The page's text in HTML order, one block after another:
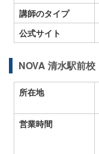
講師のタイプ
公式サイト
NOVA 清水駅前校
所在地
営業時間